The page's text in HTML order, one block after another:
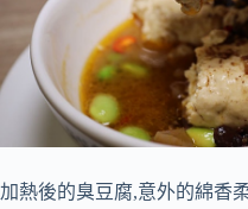
加熱後的臭豆腐,意外的綿香